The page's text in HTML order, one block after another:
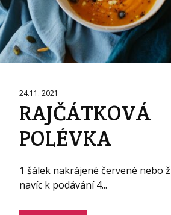
24.11. 2021
RAJČÁTKOVÁ
POLÉVKA
1 šálek nakrájené červené nebo
navíc k podávání 4...